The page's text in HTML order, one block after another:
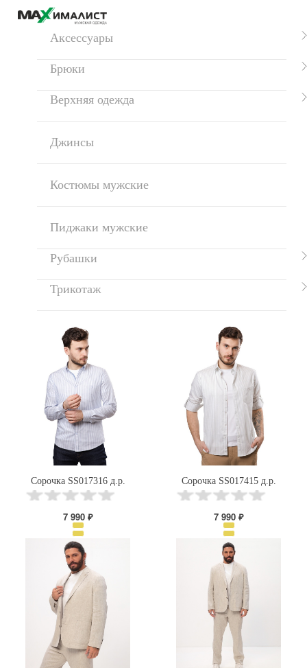
Аксессуары
Брюки
Верхняя одежда
Джинсы
Костюмы мужские
Пиджаки мужские
Рубашки
Трикотаж
Сорочка SS017316 д.р.
7 990 ₽
Сорочка SS017415 д.р.
7 990 ₽